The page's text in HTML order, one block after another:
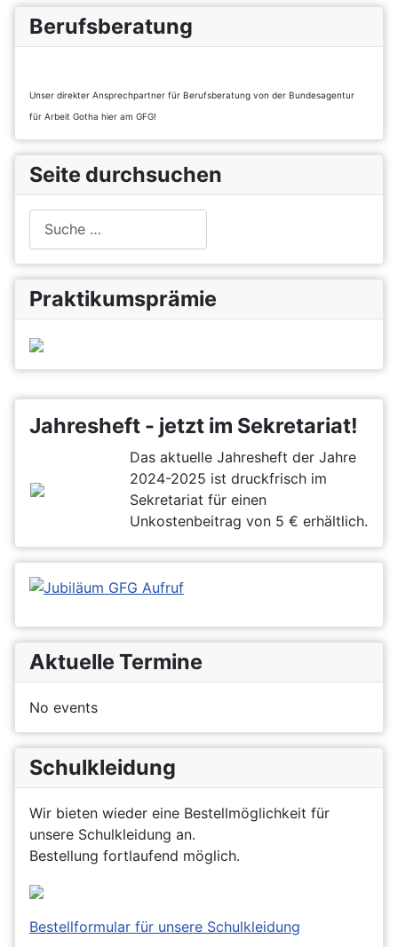
Jahresheft - jetzt im Sekretariat!
Das aktuelle Jahresheft der Jahre
2024-2025 ist druckfrisch im
Sekretariat für einen
Unkostenbeitrag von 5 € erhältlich.
Aktuelle Termine
No events
Schulkleidung
Wir bieten wieder eine Bestellmöglichkeit für
unsere Schulkleidung an.
Bestellung fortlaufend möglich.
Bestellformular für unsere Schulkleidung
Berufsberatung
Unser direkter Ansprechpartner für Berufsberatung von der Bundesagentur
für Arbeit Gotha hier am GFG!
Seite durchsuchen
Praktikumsprämie